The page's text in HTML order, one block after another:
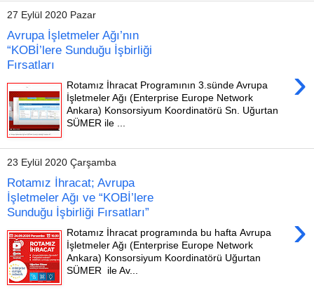
27 Eylül 2020 Pazar
Avrupa İşletmeler Ağı’nın
“KOBİ’lere Sunduğu İşbirliği
Fırsatları
›
Rotamız İhracat Programının 3.sünde Avrupa
İşletmeler Ağı (Enterprise Europe Network
Ankara) Konsorsiyum Koordinatörü Sn. Uğurtan
SÜMER ile ...
23 Eylül 2020 Çarşamba
Rotamız İhracat; Avrupa
İşletmeler Ağı ve “KOBİ’lere
Sunduğu İşbirliği Fırsatları”
›
Rotamız İhracat programında bu hafta Avrupa
İşletmeler Ağı (Enterprise Europe Network
Ankara) Konsorsiyum Koordinatörü Uğurtan
SÜMER ile Av...